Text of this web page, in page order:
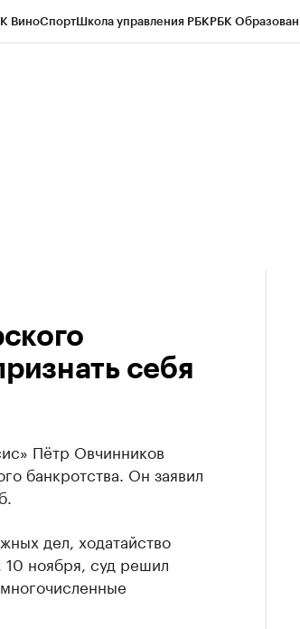
ВиноСпортШкола управления РБКРБК
себя
Пётр Овчинников
банкротства. Он заявил
дел, ходатайство
ноября, суд решил